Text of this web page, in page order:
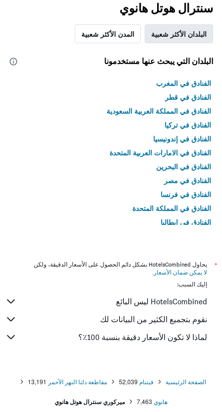
سنترال هوتل هانوي
البلدان الأكثر شعبية المدن الأكثر شعبية
البلدان التي يبحث عنها مستخدمونا
الفنادق في المغرب
الفنادق في قطر
الفنادق في المملكة العربية السعودية
الفنادق في تركيا
الفنادق في إندونيسيا
الفنادق في الامارات العربية المتحدة
الفنادق في البحرين
الفنادق في مصر
الفنادق في فرنسا
الفنادق في المملكة المتحدة
الفنادق في إيطاليا
*
يحاول HotelsCombined بشكل دائم الحصول على الأسعار الدقيقة، ولكن
لا يمكن ضمان الأسعار .
إليك السبب:
HotelsCombined ليس البائع
نقوم بتجميع الكثير من البيانات لك
لماذا لا تكون الأسعار دقيقة بنسبة 100٪؟
الصفحة الرئيسية فيتنام 52,039 مقاطعة دلتا النهر الأحمر 13,191
هانوي 7,463 ميركوري سنترال هوتل هانوي